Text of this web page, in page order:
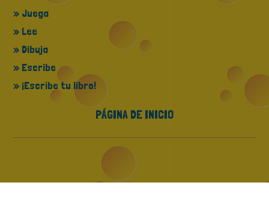
» Juega
» Lee
» Dibuja
» Escribe
» ¡Escribe tu libro!
PÁGINA DE INICIO